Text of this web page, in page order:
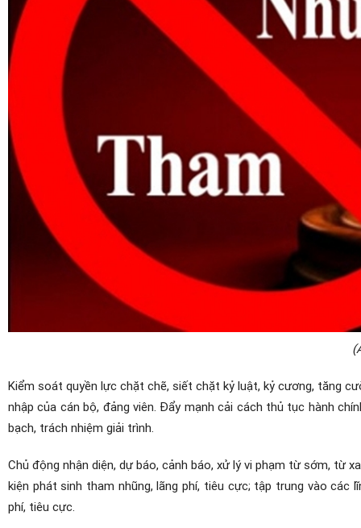
Kiểm soát quyền lực chặt chẽ, siết chặt kỷ luật, kỷ cương, tăng
nhập của cán bộ, đảng viên. Đẩy mạnh cải cách thủ tục hành
bạch, trách nhiệm giải trình.
Chủ động nhận diện, dự báo, cảnh báo, xử lý vi phạm từ sớm, từ
kiện phát sinh tham nhũng, lãng phí, tiêu cực; tập trung vào
phí, tiêu cực.